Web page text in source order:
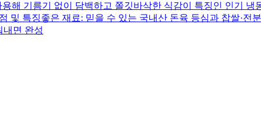
해 기름기 없이 담백하고 쫄깃바삭한 식감이 특징인 인기
및 특징좋은 재료: 믿을 수 있는 국내산 돈육 등심과 찹쌀·
내면 완성